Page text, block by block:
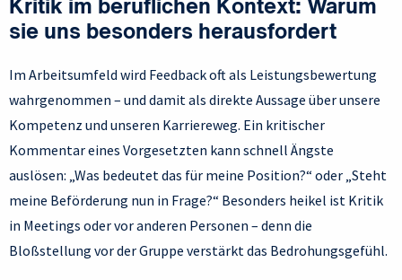
Kritik im beruflichen Kontext: Warum
sie uns besonders herausfordert
Im Arbeitsumfeld wird Feedback oft als Leistungsbewertung
wahrgenommen – und damit als direkte Aussage über unsere
Kompetenz und unseren Karriereweg. Ein kritischer
Kommentar eines Vorgesetzten kann schnell Ängste
auslösen: „Was bedeutet das für meine Position?“ oder „Steht
meine Beförderung nun in Frage?“ Besonders heikel ist Kritik
in Meetings oder vor anderen Personen – denn die
Bloßstellung vor der Gruppe verstärkt das Bedrohungsgefühl.